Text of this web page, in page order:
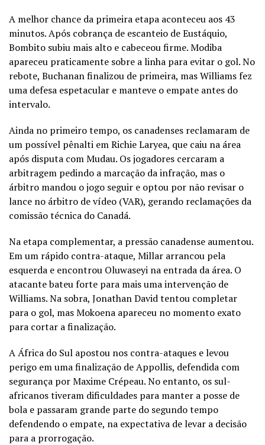
A melhor chance da primeira etapa aconteceu aos 43
minutos. Após cobrança de escanteio de Eustáquio,
Bombito subiu mais alto e cabeceou firme. Modiba
apareceu praticamente sobre a linha para evitar o gol. No
rebote, Buchanan finalizou de primeira, mas Williams fez
uma defesa espetacular e manteve o empate antes do
intervalo.
Ainda no primeiro tempo, os canadenses reclamaram de
um possível pênalti em Richie Laryea, que caiu na área
após disputa com Mudau. Os jogadores cercaram a
arbitragem pedindo a marcação da infração, mas o
árbitro mandou o jogo seguir e optou por não revisar o
lance no árbitro de vídeo (VAR), gerando reclamações da
comissão técnica do Canadá.
Na etapa complementar, a pressão canadense aumentou.
Em um rápido contra-ataque, Millar arrancou pela
esquerda e encontrou Oluwaseyi na entrada da área. O
atacante bateu forte para mais uma intervenção de
Williams. Na sobra, Jonathan David tentou completar
para o gol, mas Mokoena apareceu no momento exato
para cortar a finalização.
A África do Sul apostou nos contra-ataques e levou
perigo em uma finalização de Appollis, defendida com
segurança por Maxime Crépeau. No entanto, os sul-
africanos tiveram dificuldades para manter a posse de
bola e passaram grande parte do segundo tempo
defendendo o empate, na expectativa de levar a decisão
para a prorrogação.